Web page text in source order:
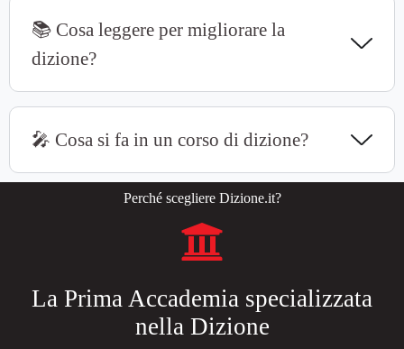
📚 Cosa leggere per migliorare la
dizione?
🎤 Cosa si fa in un corso di dizione?
Perché scegliere Dizione.it?
La Prima Accademia specializzata
nella Dizione​